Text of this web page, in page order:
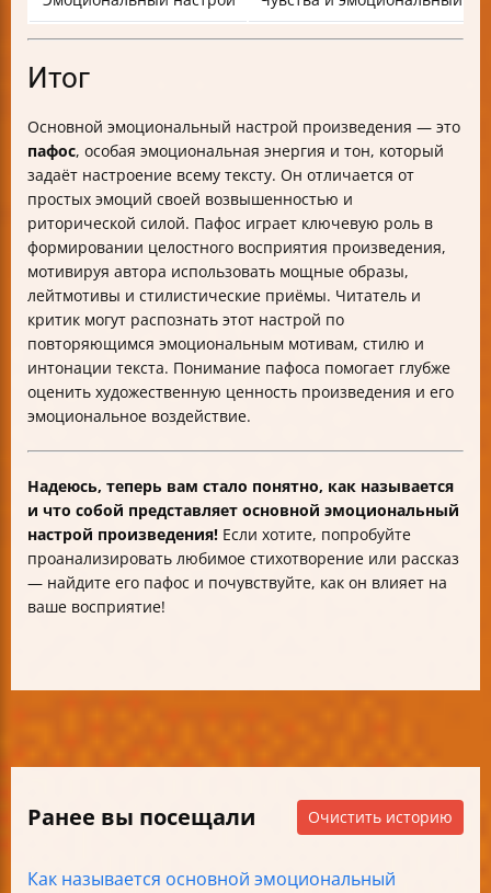
Итог
Основной эмоциональный настрой произведения — это
пафос, особая эмоциональная энергия и тон, который
задаёт настроение всему тексту. Он отличается от
простых эмоций своей возвышенностью и
риторической силой. Пафос играет ключевую роль в
формировании целостного восприятия произведения,
мотивируя автора использовать мощные образы,
лейтмотивы и стилистические приёмы. Читатель и
критик могут распознать этот настрой по
повторяющимся эмоциональным мотивам, стилю и
интонации текста. Понимание пафоса помогает глубже
оценить художественную ценность произведения и его
эмоциональное воздействие.
Надеюсь, теперь вам стало понятно, как называется
и что собой представляет основной эмоциональный
настрой произведения! Если хотите, попробуйте
проанализировать любимое стихотворение или рассказ
— найдите его пафос и почувствуйте, как он влияет на
ваше восприятие!
Ранее вы посещали Очистить историю
Как называется основной эмоциональный